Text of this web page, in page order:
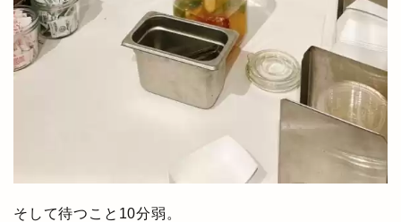
そして待つこと10分弱。